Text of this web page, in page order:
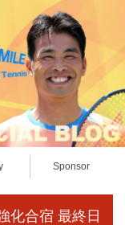
Sponsor
化合宿 最終日